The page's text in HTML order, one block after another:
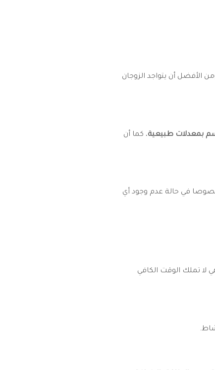
الأفضل أن يتواجد الزوجان
بمعدلات طبيعية، كما أن
في حالة عدم وجود أي
لا تملك الوقت الكافي